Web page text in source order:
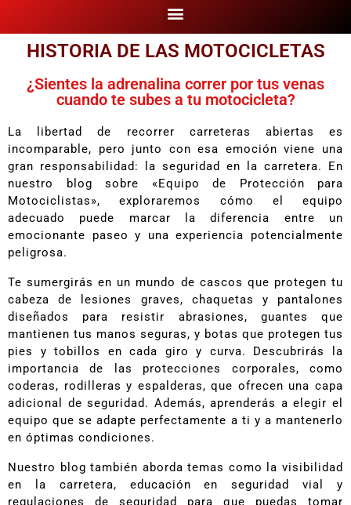
HISTORIA DE LAS MOTOCICLETAS
¿Sientes la adrenalina correr por tus venas
cuando te subes a tu motocicleta?
La libertad de recorrer carreteras abiertas es
incomparable, pero junto con esa emoción viene una
gran responsabilidad: la seguridad en la carretera. En
nuestro blog sobre «Equipo de Protección para
Motociclistas», exploraremos cómo el equipo
adecuado puede marcar la diferencia entre un
emocionante paseo y una experiencia potencialmente
peligrosa.
Te sumergirás en un mundo de cascos que protegen tu
cabeza de lesiones graves, chaquetas y pantalones
diseñados para resistir abrasiones, guantes que
mantienen tus manos seguras, y botas que protegen tus
pies y tobillos en cada giro y curva. Descubrirás la
importancia de las protecciones corporales, como
coderas, rodilleras y espalderas, que ofrecen una capa
adicional de seguridad. Además, aprenderás a elegir el
equipo que se adapte perfectamente a ti y a mantenerlo
en óptimas condiciones.
Nuestro blog también aborda temas como la visibilidad
en la carretera, educación en seguridad vial y
regulaciones de seguridad para que puedas tomar